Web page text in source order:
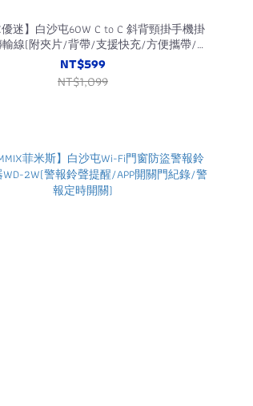
優迷】白沙屯60W C to C 斜背頸掛手機掛
線(附夾片/背帶/支援快充/方便攜帶/適
用安卓Apple/120CM)
NT$599
NT$1,099